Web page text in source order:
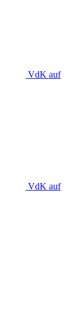
VdK auf
VdK auf